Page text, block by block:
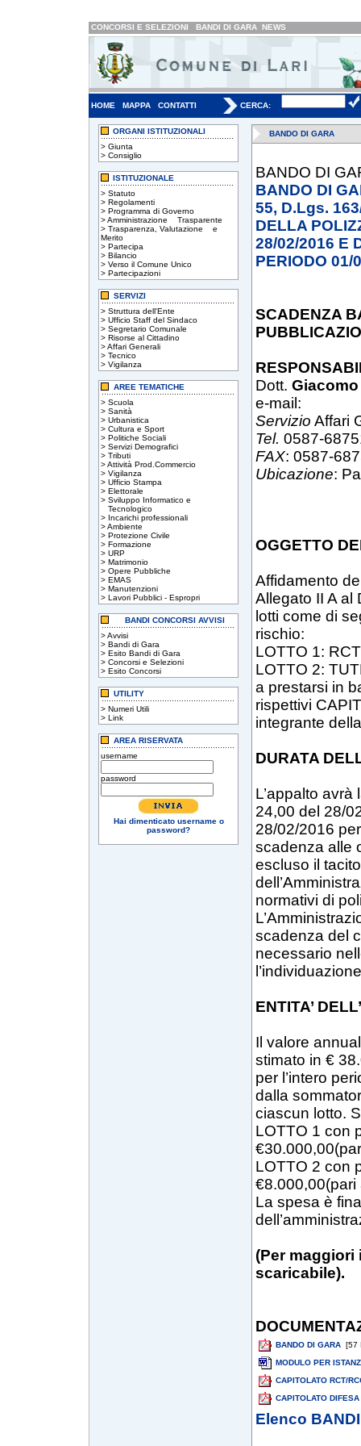
CONCORSI E SELEZIONI BANDI DI GARA NEWS
HOME MAPPA CONTATTI CERCA:
ORGANI ISTITUZIONALI
> Giunta
> Consiglio
ISTITUZIONALE
> Statuto
> Regolamenti
> Programma di Governo
>Amministrazione Trasparente
> Trasparenza, Valutazione e
Merito
> Partecipa
> Bilancio
> Verso il Comune Unico
> Partecipazioni
SERVIZI
> Struttura dell'Ente
> Ufficio Staff del Sindaco
> Segretario Comunale
> Risorse al Cittadino
>Affari Generali
> Tecnico
> Vigilanza
AREE TEMATICHE
> Scuola
> Sanità
> Urbanistica
> Cultura e Sport
> Politiche Sociali
> Servizi Demografici
> Tributi
>Attività Prod.Commercio
> Vigilanza
> Ufficio Stampa
> Elettorale
> Sviluppo Informatico e
Tecnologico
> Incarichi professionali
>Ambiente
> Protezione Civile
> Formazione
> URP
> Matrimonio
> Opere Pubbliche
> EMAS
> Manutenzioni
> Lavori Pubblici - Espropri
BANDI CONCORSI AVVISI
>Avvisi
> Bandi di Gara
> Esito Bandi di Gara
> Concorsi e Selezioni
> Esito Concorsi
UTILITY
> Numeri Utili
> Link
AREA RISERVATA
username
password
Hai dimenticato username o
password?
BANDO DI GARA
BANDO DI
BANDO DI
55, D.Lgs.
DELLA
28/02/2016 E
PERIODO 01/
SCADENZA
Dott.
e-mail:
Servizio Affari
Tel. 0587-
FAX: 0587-
Ubicazione:
OGGETTO
Affidamento
Allegato II A al
lotti come di
rischio:
LOTTO 1:
LOTTO 2:
a prestarsi in
rispettivi
integrante
DURATA
L’appalto
24,00 del 28/
28/02/2016
scadenza alle
escluso il
normativi di
scadenza del
necessario
ENTITA’
Il valore
stimato in €
per l’intero
dalla
ciascun lotto.
LOTTO 1 con
LOTTO 2 con
€8.000,00(pari
La spesa è
(Per
scaricabile).
BANDO DI GARA [57
MODULO PER
CAPITOLATO RCT/
CAPITOLATO
Elenco